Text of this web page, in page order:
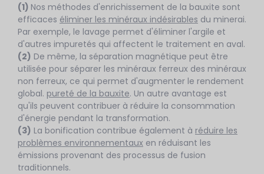
(1) Nos méthodes d'enrichissement de la bauxite sont
efficaces éliminer les minéraux indésirables du minerai.
Par exemple, le lavage permet d'éliminer l'argile et
d'autres impuretés qui affectent le traitement en aval.
(2) De même, la séparation magnétique peut être
utilisée pour séparer les minéraux ferreux des minéraux
non ferreux, ce qui permet d'augmenter le rendement
global. pureté de la bauxite. Un autre avantage est
qu'ils peuvent contribuer à réduire la consommation
d'énergie pendant la transformation.
(3) La bonification contribue également à réduire les
problèmes environnementaux en réduisant les
émissions provenant des processus de fusion
traditionnels.